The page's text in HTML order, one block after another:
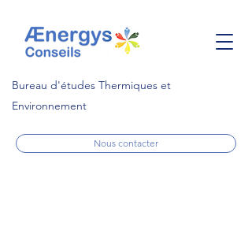
Bureau d'études Thermiques et
Environnement
Nous contacter